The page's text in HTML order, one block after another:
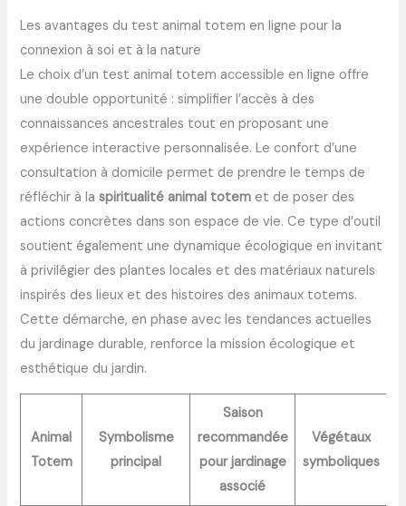
Les avantages du test animal totem en ligne pour la
connexion à soi et à la nature
Le choix d’un test animal totem accessible en ligne offre
une double opportunité : simplifier l’accès à des
connaissances ancestrales tout en proposant une
expérience interactive personnalisée. Le confort d’une
consultation à domicile permet de prendre le temps de
réfléchir à laspiritualité animal totem et de poser des
actions concrètes dans son espace de vie. Ce type d’outil
soutient également une dynamique écologique en invitant
à privilégier des plantes locales et des matériaux naturels
inspirés des lieux et des histoires des animaux totems.
Cette démarche, en phase avec les tendances actuelles
du jardinage durable, renforce la mission écologique et
esthétique du jardin.
Animal
Totem
Symbolisme
principal
Saison
recommandée
pour jardinage
associé
Végétaux
symboliques